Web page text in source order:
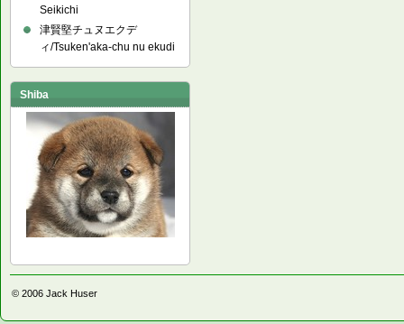
Seikichi
津賢堅チュヌエクデ
ィ/Tsuken'aka-chu nu ekudi
Shiba
© 2006 Jack Huser